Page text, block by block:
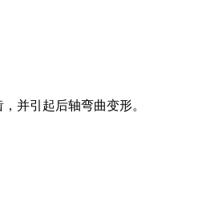
并引起后轴弯曲变形。